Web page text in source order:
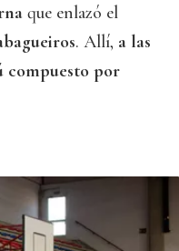
que enlazó el
. Allí, a las
compuesto por